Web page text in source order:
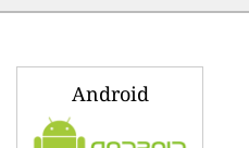
Android